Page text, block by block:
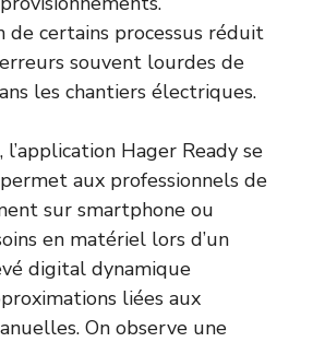
de certains processus réduit
souvent lourdes de
les chantiers électriques.
Hager Ready se
aux professionnels de
sur smartphone ou
en matériel lors d’un
digital dynamique
liées aux
On observe une